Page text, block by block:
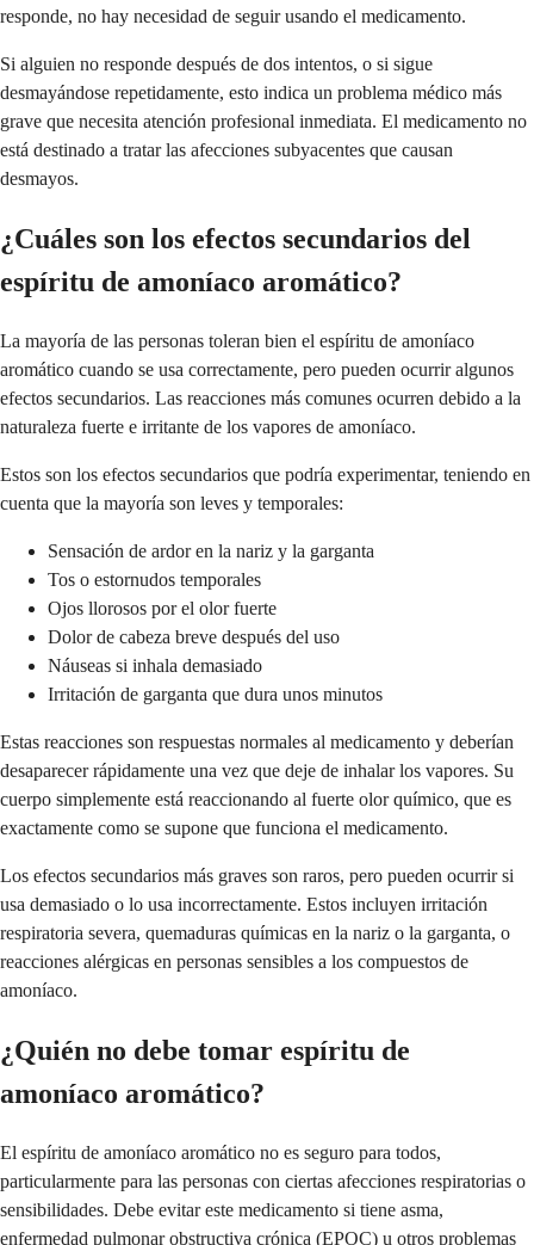
responde, no hay necesidad de seguir usando el medicamento.
Si alguien no responde después de dos intentos, o si sigue
desmayándose repetidamente, esto indica un problema médico más
grave que necesita atención profesional inmediata. El medicamento no
está destinado a tratar las afecciones subyacentes que causan
desmayos.
¿Cuáles son los efectos secundarios del
espíritu de amoníaco aromático?
La mayoría de las personas toleran bien el espíritu de amoníaco
aromático cuando se usa correctamente, pero pueden ocurrir algunos
efectos secundarios. Las reacciones más comunes ocurren debido a la
naturaleza fuerte e irritante de los vapores de amoníaco.
Estos son los efectos secundarios que podría experimentar, teniendo en
cuenta que la mayoría son leves y temporales:
Sensación de ardor en la nariz y la garganta
Tos o estornudos temporales
Ojos llorosos por el olor fuerte
Dolor de cabeza breve después del uso
Náuseas si inhala demasiado
Irritación de garganta que dura unos minutos
Estas reacciones son respuestas normales al medicamento y deberían
desaparecer rápidamente una vez que deje de inhalar los vapores. Su
cuerpo simplemente está reaccionando al fuerte olor químico, que es
exactamente como se supone que funciona el medicamento.
Los efectos secundarios más graves son raros, pero pueden ocurrir si
usa demasiado o lo usa incorrectamente. Estos incluyen irritación
respiratoria severa, quemaduras químicas en la nariz o la garganta, o
reacciones alérgicas en personas sensibles a los compuestos de
amoníaco.
¿Quién no debe tomar espíritu de
amoníaco aromático?
El espíritu de amoníaco aromático no es seguro para todos,
particularmente para las personas con ciertas afecciones respiratorias o
sensibilidades. Debe evitar este medicamento si tiene asma,
enfermedad pulmonar obstructiva crónica (EPOC) u otros problemas